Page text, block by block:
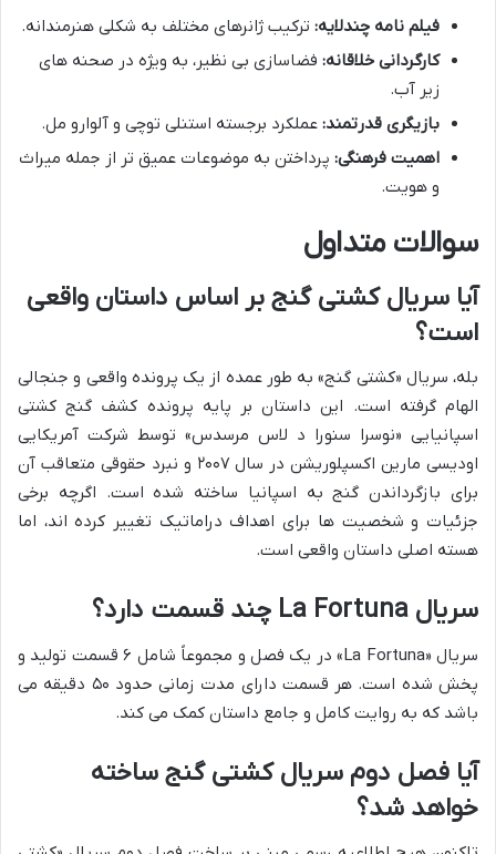
فیلم نامه چندلایه: ترکیب ژانرهای مختلف به شکلی هنرمندانه.
کارگردانی خلاقانه: فضاسازی بی نظیر، به ویژه در صحنه های
زیر آب.
بازیگری قدرتمند: عملکرد برجسته استنلی توچی و آلوارو مل.
اهمیت فرهنگی: پرداختن به موضوعات عمیق تر از جمله میراث
و هویت.
سوالات متداول
آیا سریال کشتی گنج بر اساس داستان واقعی
است؟
بله، سریال «کشتی گنج» به طور عمده از یک پرونده واقعی و جنجالی
الهام گرفته است. این داستان بر پایه پرونده کشف گنج کشتی
اسپانیایی «نوسرا سنورا د لاس مرسدس» توسط شرکت آمریکایی
اودیسی مارین اکسپلوریشن در سال ۲۰۰۷ و نبرد حقوقی متعاقب آن
برای بازگرداندن گنج به اسپانیا ساخته شده است. اگرچه برخی
جزئیات و شخصیت ها برای اهداف دراماتیک تغییر کرده اند، اما
هسته اصلی داستان واقعی است.
سریال La Fortuna چند قسمت دارد؟
سریال «La Fortuna» در یک فصل و مجموعاً شامل ۶ قسمت تولید و
پخش شده است. هر قسمت دارای مدت زمانی حدود ۵۰ دقیقه می
باشد که به روایت کامل و جامع داستان کمک می کند.
آیا فصل دوم سریال کشتی گنج ساخته
خواهد شد؟